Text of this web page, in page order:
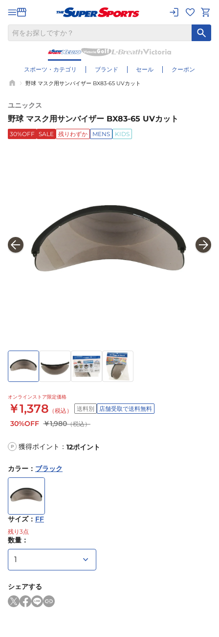
スポーツ・カテゴリ ブランド セール クーポン
野球 マスク用サンバイザー BX83-65 UVカット
ユニックス
野球 マスク用サンバイザー BX83-65 UVカット
30%OFF SALE 残りわずか MENS KIDS
オンラインストア限定価格
￥1,378 （税込） 送料別 店舗受取で送料無料
30%OFF ￥1,980（税込）
P 獲得ポイント： 12ポイント
カラー ： ブラック
サイズ： FF
残り 3点
数量：
シェアする